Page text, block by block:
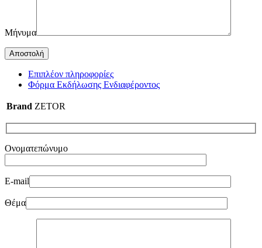
Μήνυμα
Επιπλέον πληροφορίες
Φόρμα Εκδήλωσης Ενδιαφέροντος
Brand ZETOR
Ονοματεπώνυμο
E-mail
Θέμα